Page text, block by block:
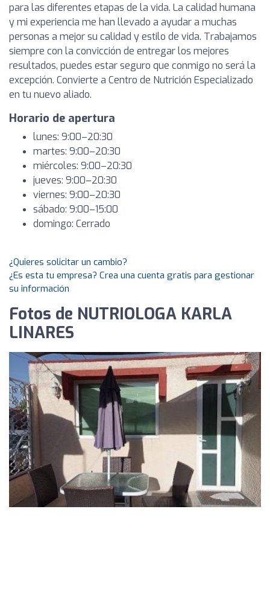
para las diferentes etapas de la vida. La calidad humana
y mi experiencia me han llevado a ayudar a muchas
personas a mejor su calidad y estilo de vida. Trabajamos
siempre con la convicción de entregar los mejores
resultados, puedes estar seguro que conmigo no será la
excepción. Convierte a Centro de Nutrición Especializado
en tu nuevo aliado.
Horario de apertura
lunes: 9:00–20:30
martes: 9:00–20:30
miércoles: 9:00–20:30
jueves: 9:00–20:30
viernes: 9:00–20:30
sábado: 9:00–15:00
domingo: Cerrado
¿Quieres solicitar un cambio?
¿Es esta tu empresa? Crea una cuenta gratis para gestionar
su información
Fotos de NUTRIOLOGA KARLA
LINARES